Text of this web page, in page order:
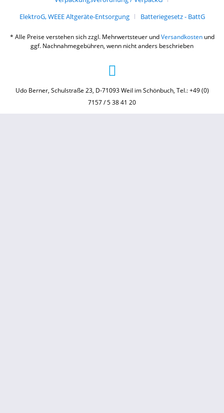
ElektroG, WEEE Altgeräte-Entsorgung
Batteriegesetz - BattG
* Alle Preise verstehen sich zzgl. Mehrwertsteuer undVersandkostenund
ggf. Nachnahmegebühren, wenn nicht anders beschrieben
Udo Berner, Schulstraße 23, D-71093 Weil im Schönbuch, Tel.: +49 (0)
7157 / 5 38 41 20